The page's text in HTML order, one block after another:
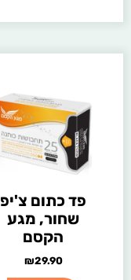
פד כתום צ'יפ
שחור, מגע
הקסם
₪29.90